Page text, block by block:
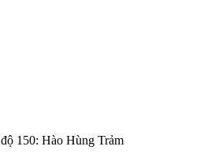
150: Hào Hùng Trảm